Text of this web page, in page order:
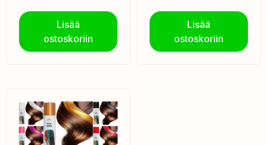
Lisää
ostoskoriin
Lisää
ostoskoriin